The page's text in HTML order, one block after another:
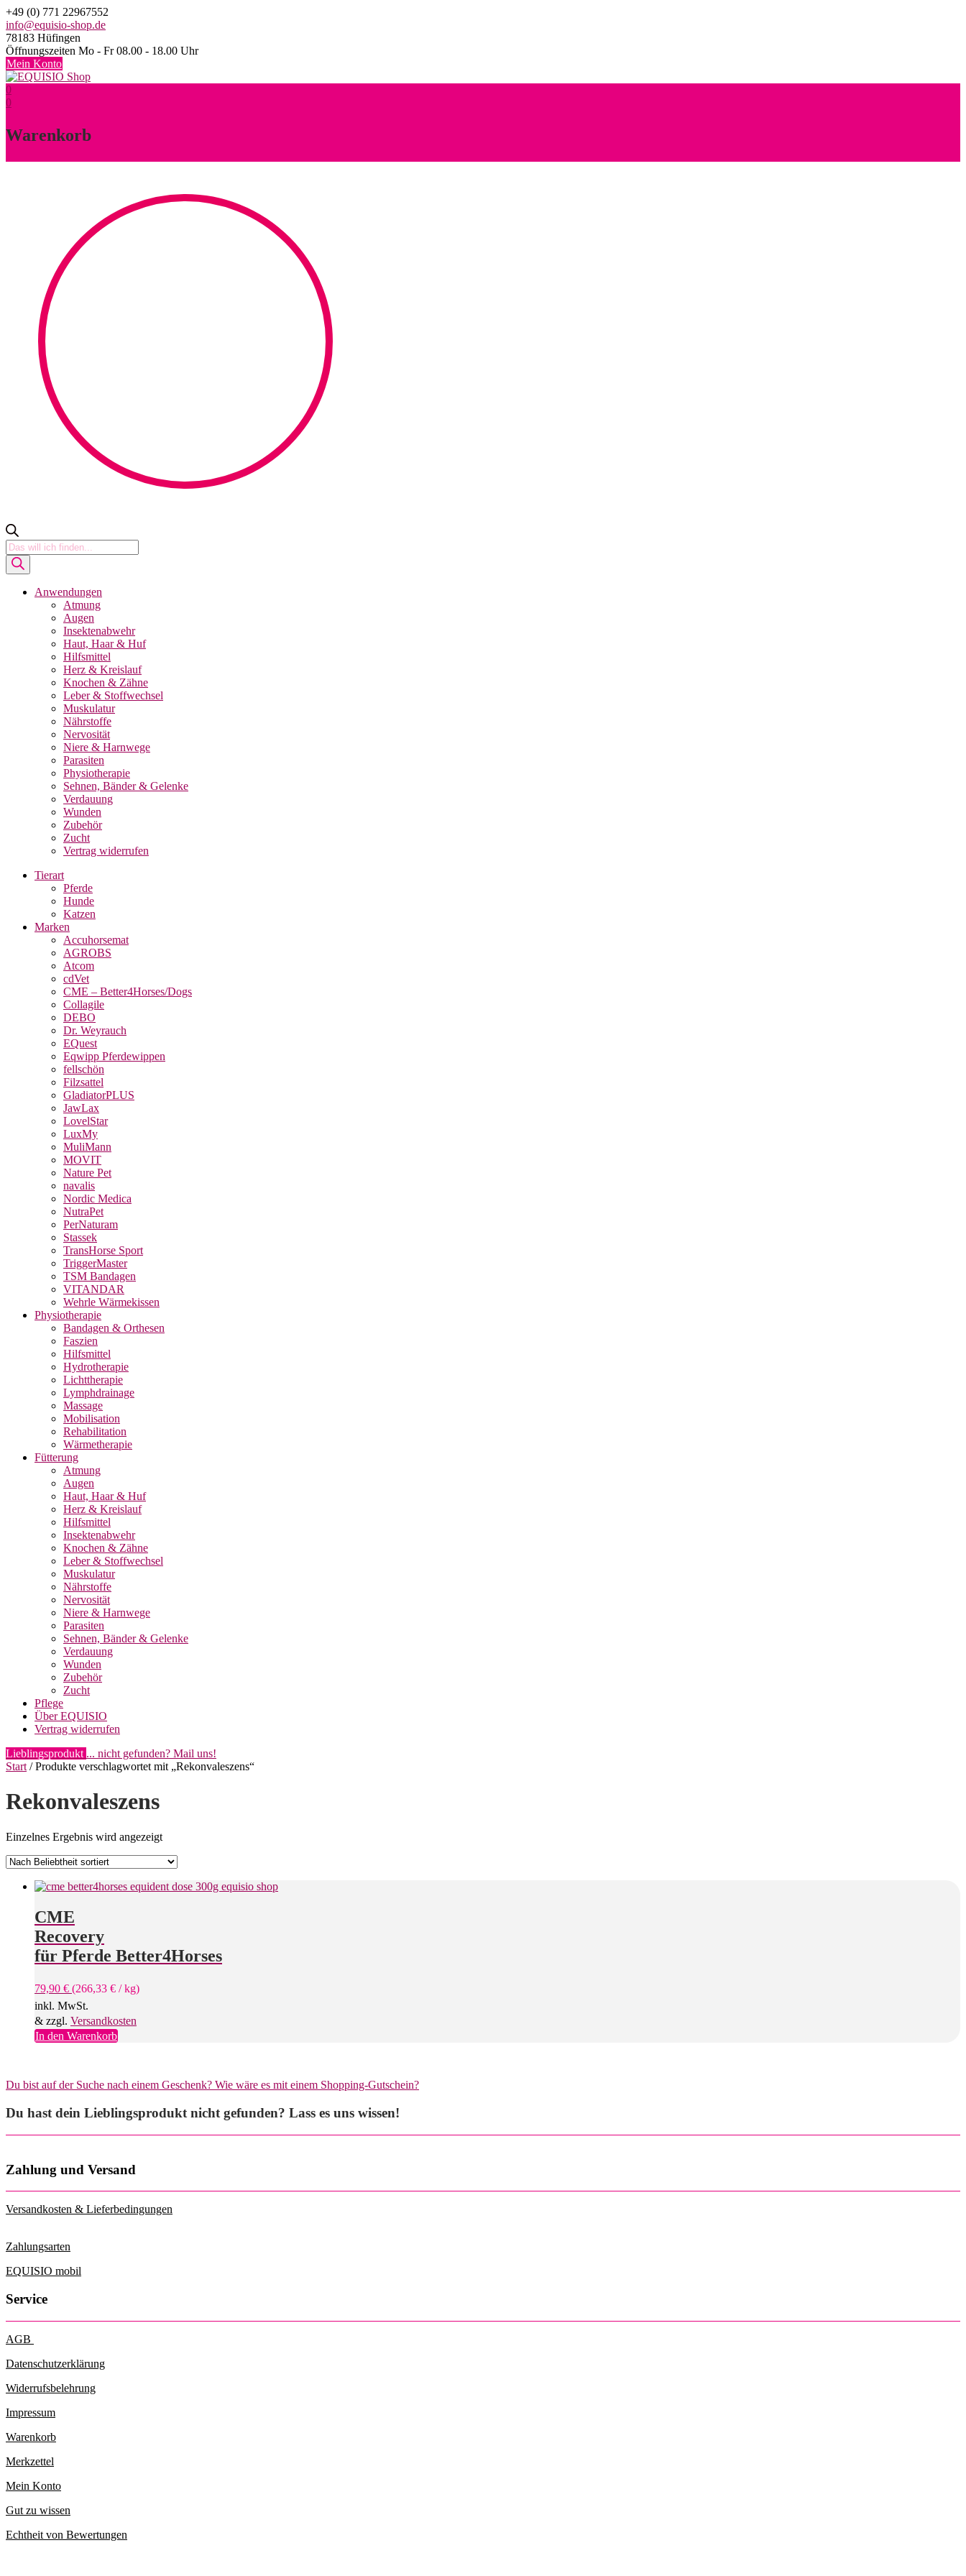
Skip
to
content
+49 (0) 771 22967552
info@equisio-shop.de
78183 Hüfingen
Öffnungszeiten Mo - Fr 08.00 - 18.00 Uhr
Mein Konto
0
0
Warenkorb
Products
search
Anwendungen
Atmung
Augen
Insektenabwehr
Haut, Haar & Huf
Hilfsmittel
Herz & Kreislauf
Knochen & Zähne
Leber & Stoffwechsel
Muskulatur
Nährstoffe
Nervosität
Niere & Harnwege
Parasiten
Physiotherapie
Sehnen, Bänder & Gelenke
Verdauung
Wunden
Zubehör
Zucht
Vertrag widerrufen
Tierart
Pferde
Hunde
Katzen
Marken
Accuhorsemat
AGROBS
Atcom
cdVet
CME – Better4Horses/Dogs
Collagile
DEBO
Dr. Weyrauch
EQuest
Eqwipp Pferdewippen
fellschön
Filzsattel
GladiatorPLUS
JawLax
LovelStar
LuxMy
MuliMann
MOVIT
Nature Pet
navalis
Nordic Medica
NutraPet
PerNaturam
Stassek
TransHorse Sport
TriggerMaster
TSM Bandagen
VITANDAR
Wehrle Wärmekissen
Physiotherapie
Bandagen & Orthesen
Faszien
Hilfsmittel
Hydrotherapie
Lichttherapie
Lymphdrainage
Massage
Mobilisation
Rehabilitation
Wärmetherapie
Fütterung
Atmung
Augen
Haut, Haar & Huf
Herz & Kreislauf
Hilfsmittel
Insektenabwehr
Knochen & Zähne
Leber & Stoffwechsel
Muskulatur
Nährstoffe
Nervosität
Niere & Harnwege
Parasiten
Sehnen, Bänder & Gelenke
Verdauung
Wunden
Zubehör
Zucht
Pflege
Über EQUISIO
Vertrag widerrufen
Lieblingsprodukt ... nicht gefunden? Mail uns!
Start / Produkte verschlagwortet mit „Rekonvaleszens“
Rekonvaleszens
Einzelnes Ergebnis wird angezeigt
CME
Recovery
für Pferde Better4Horses
79,90 € (266,33 € /kg)
inkl. MwSt.
& zzgl. Versandkosten
In den Warenkorb
Du bist auf der Suche nach einem Geschenk? Wie wäre es mit einem Shopping-Gutschein?
Du hast dein Lieblingsprodukt nicht gefunden? Lass es uns wissen!
Zahlung und Versand
Versandkosten & Lieferbedingungen
Zahlungsarten
EQUISIO mobil
Service
AGB
Datenschutzerklärung
Widerrufsbelehrung
Impressum
Warenkorb
Merkzettel
Mein Konto
Gut zu wissen
Echtheit von Bewertungen